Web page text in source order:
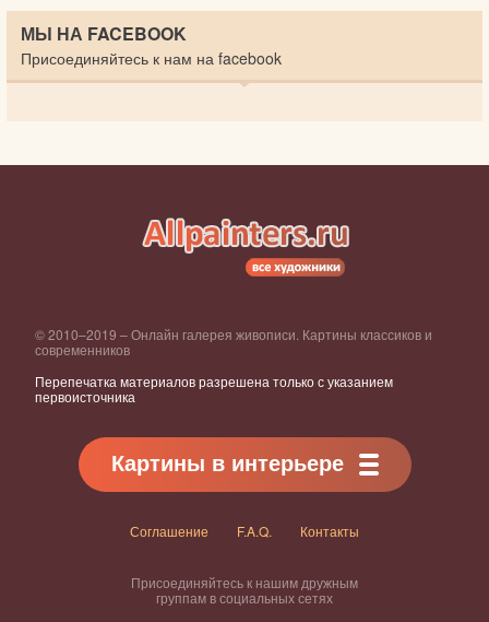
МЫ НА FACEBOOK
Присоединяйтесь к нам на facebook
© 2010–2019 – Онлайн галерея живописи. Картины классиков и
современников
Перепечатка материалов разрешена только с указанием
первоисточника
Картины в интерьере
Соглашение F.A.Q. Контакты
Присоединяйтесь к нашим дружным
группам в социальных сетях